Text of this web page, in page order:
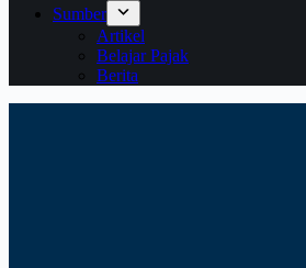
Sumber
Artikel
Belajar Pajak
Berita